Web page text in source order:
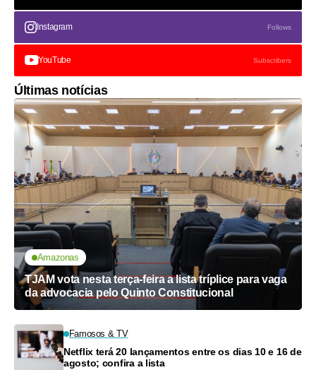
Instagram Follows
YouTube Subscribers
Últimas notícias
Amazonas
TJAM vota nesta terça-feira a lista tríplice para vaga
da advocacia pelo Quinto Constitucional
Famosos & TV
Netflix terá 20 lançamentos entre os dias 10 e 16 de
agosto; confira a lista